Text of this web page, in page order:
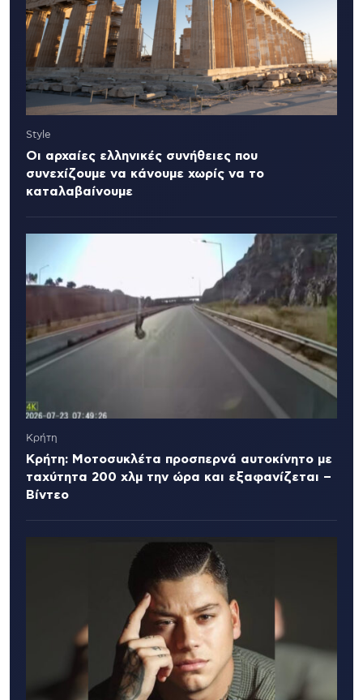
Style
Οι αρχαίες ελληνικές συνήθειες που
συνεχίζουμε να κάνουμε χωρίς να το
καταλαβαίνουμε
Κρήτη
Κρήτη: Μοτοσυκλέτα προσπερνά αυτοκίνητο με
ταχύτητα 200 χλμ την ώρα και εξαφανίζεται –
Βίντεο